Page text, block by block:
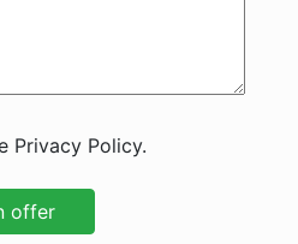
Privacy Policy.